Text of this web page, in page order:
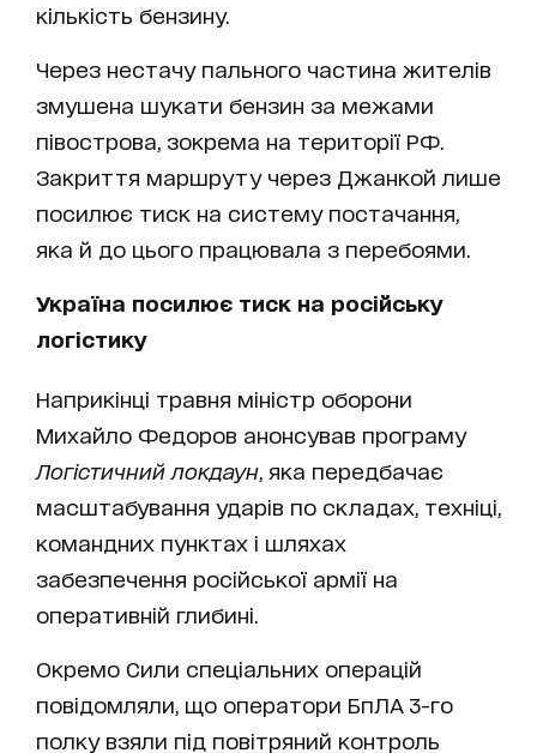
кількість бензину.
Через нестачу пального частина жителів
змушена шукати бензин за межами
півострова, зокрема на території РФ.
Закриття маршруту через Джанкой лише
посилює тиск на систему постачання,
яка й до цього працювала з перебоями.
Україна посилює тиск на російську
логістику
Наприкінці травня міністр оборони
Михайло Федоров анонсував програму
Логістичний локдаун , яка передбачає
масштабування ударів по складах, техніці,
командних пунктах і шляхах
забезпечення російської армії на
оперативній глибині.
Окремо Сили спеціальних операцій
повідомляли, що оператори БпЛА 3-го
полку взяли під повітряний контроль